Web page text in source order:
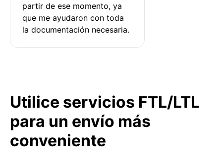
partir de ese momento, ya
que me ayudaron con toda
la documentación necesaria.
Utilice servicios FTL/LTL
para un envío más
conveniente